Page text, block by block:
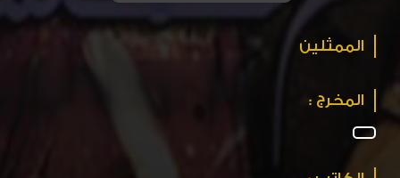
الممثلين
المخرج :